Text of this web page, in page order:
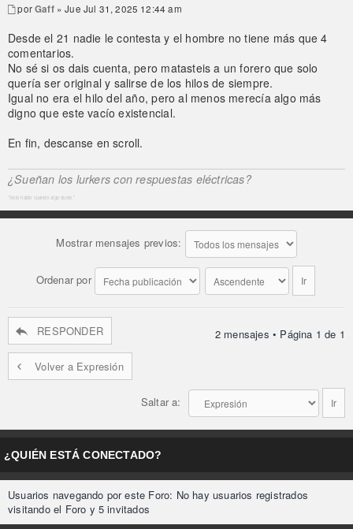
porGaff» Jue Jul 31, 2025 12:44 am
Desde el 21 nadie le contesta y el hombre no tiene más que 4
comentarios.
No sé si os dais cuenta, pero matasteis a un forero que solo
quería ser original y salirse de los hilos de siempre.
Igual no era el hilo del año, pero al menos merecía algo más
digno que este vacío existencial.
En fin, descanse en scroll.
¿Sueñan los lurkers con respuestas eléctricas?
“Solo hablo cuando algo duele.”
Mostrar mensajes previos:
Ordenar por
RESPONDER 2 mensajes • Página 1 de 1
Volver a Expresión
Saltar a:
¿QUIÉN ESTÁ CONECTADO?
Usuarios navegando por este Foro: No hay usuarios registrados
visitando el Foro y 5 invitados